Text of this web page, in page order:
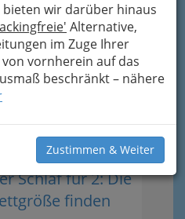
bieten wir darüber hinaus
Alternative,
im Zuge Ihrer
vornherein auf das
beschränkt – nähere
Zustimmen & Weiter
die man über
Schlaf für 2: Die
finden